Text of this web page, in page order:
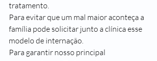
tratamento.
Para evitar que um mal maior aconteça a
família pode solicitar junto a clínica esse
modelo de internação.
Para garantir nosso principal